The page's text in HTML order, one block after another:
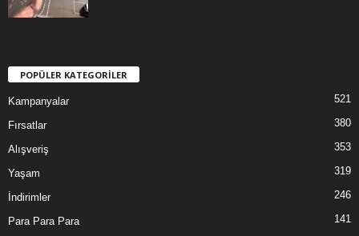
POPÜLER KATEGORİLER
Kampanyalar 521
Fırsatlar 380
Alışveriş 353
Yaşam 319
İndirimler 246
Para Para Para 141